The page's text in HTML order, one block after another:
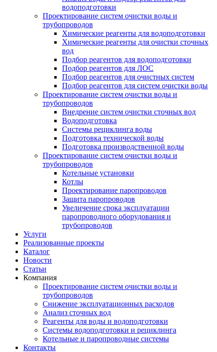
водоподготовки
Проектирование систем очистки воды и
трубопроводов
Химические реагенты для водоподготовки
Химические реагенты для очистки сточных
вод
Подбор реагентов для водоподготовки
Подбор реагентов для ЛОС
Подбор реагентов для очистных систем
Подбор реагентов для систем очистки воды
Проектирование систем очистки воды и
трубопроводов
Внедрение систем очистки сточных вод
Водоподготовка
Системы рециклинга воды
Подготовка технической воды
Подготовка производственной воды
Проектирование систем очистки воды и
трубопроводов
Котельные установки
Котлы
Проектирование паропроводов
Защита паропроводов
Увеличение срока эксплуатации
паропроводного оборудования и
трубопроводов
Услуги
Реализованные проекты
Каталог
Новости
Статьи
Компания
Проектирование систем очистки воды и
трубопроводов
Снижение эксплуатационных расходов
Анализ сточных вод
Реагенты для воды и водоподготовки
Системы водоподготовки и рециклинга
Котельные и паропроводные системы
Контакты